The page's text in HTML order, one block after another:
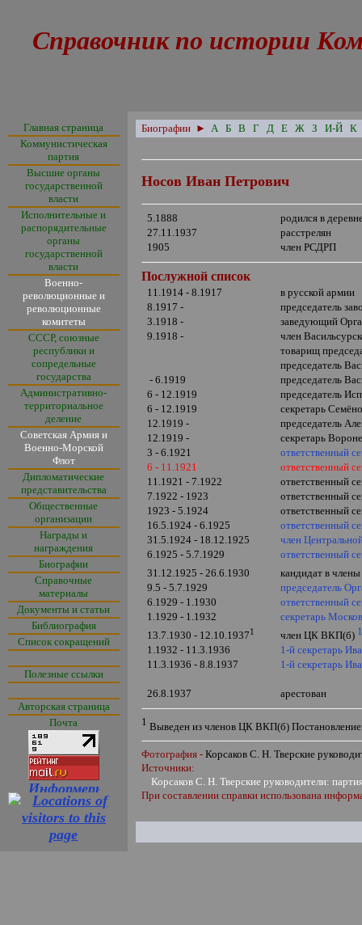
Справочник по истории
Главная страница
Коммунистическая
партия
Высшие органы
государственной
власти
Исполнительные и
распорядительные
органы
государственной
власти
Военно-
революционные и
революционные
комитеты
СССР, союзные
республики и
сопредельные
государства
Административно-
территориальное
деление
Советская Армия и
Военно-Морской
Флот
Дипломатические
представительства
Общественные
организации
Награды и
награждения
Биографии
Справочные
материалы
Документы и статьи
Библиография
Список сокращений
Полезные ссылки
Авторская страница
Почта
Биографии ► А Б В Г Д Е Ж З И-Й К
Носов Иван Петрович
5.1888
родился в
27.11.1937
расстрелян
1905
член РСДРП
Послужной список
11.1914 - 8.1917
в русской армии
8.1917 -
председатель
3.1918 -
заведующий
9.1918 -
член
товарищ
председатель
- 6.1919
председатель
6 - 12.1919
председатель
6 - 12.1919
секретарь
12.1919 -
председатель
12.1919 -
секретарь
3 - 6.1921
ответственный
6 - 11.1921
ответственный
11.1921 - 7.1922
ответственный
7.1922 - 1923
ответственный
1923 - 5.1924
ответственный
16.5.1924 - 6.1925
ответственный
31.5.1924 - 18.12.1925
член
6.1925 - 5.7.1929
ответственный
31.12.1925 - 26.6.1930
кандидат в
9.5 - 5.7.1929
председатель
6.1929 - 1.1930
ответственный
1.1929 - 1.1932
секретарь
13.7.1930 - 12.10.19371 член ЦК ВКП(б)
1.1932 - 11.3.1936
1-й секретарь
11.3.1936 - 8.8.1937 1-й секретарь
26.8.1937 арестован
1 Выведен из членов ЦК ВКП(б)
Фотография -Корсаков С. Н. Тверские
Источники:
Корсаков С. Н. Тверские руководители:
При составлении справки использована